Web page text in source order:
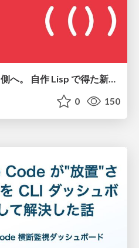
言語を使う側から、作る側へ。 自作 Lisp で得た新たな気づき。
0 150